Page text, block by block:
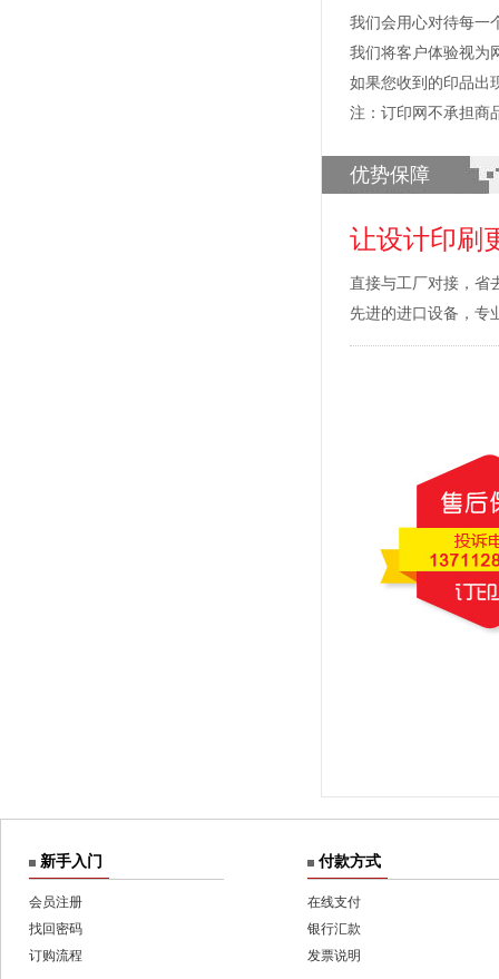
我们会用心对待每一
我们将客户体验视为
如果您收到的印品出
注：订印网不承担商
优势保障
让设计印刷
直接与工厂对接，省
先进的进口设备，专
新手入门
会员注册
找回密码
订购流程
付款方式
在线支付
银行汇款
发票说明